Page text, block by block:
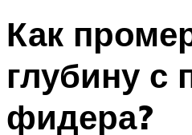
Как
глубину
фидера?